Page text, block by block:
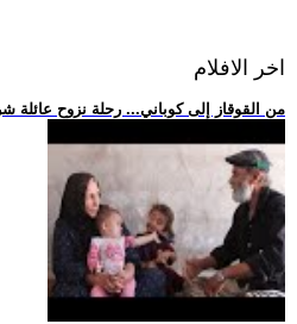
اخر الافلام
.. من القوقاز إلى كوباني... رحلة نزوح عائلة